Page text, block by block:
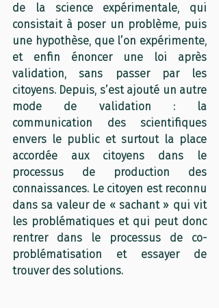
de la science expérimentale, qui
consistait à poser un problème, puis
une hypothèse, que l’on expérimente,
et enfin énoncer une loi après
validation, sans passer par les
citoyens. Depuis, s’est ajouté un autre
mode de validation : la
communication des scientifiques
envers le public et surtout la place
accordée aux citoyens dans le
processus de production des
connaissances. Le citoyen est reconnu
dans sa valeur de « sachant » qui vit
les problématiques et qui peut donc
rentrer dans le processus de co-
problématisation et essayer de
trouver des solutions.